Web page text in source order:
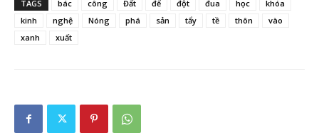
TAGS bác công Đất để đột đua học
khóa
kinh
nghệ Nóng phá sản tẩy tề thôn
vào
xanh
xuất